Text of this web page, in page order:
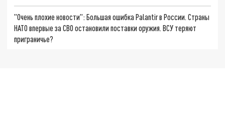
"Очень плохие новости": Большая ошибка Palantir в России. Страны
НАТО впервые за СВО остановили поставки оружия. ВСУ теряют
приграничье?